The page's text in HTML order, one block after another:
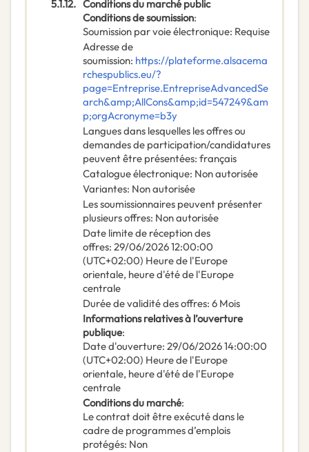
5.1.12. Conditions du marché public
Conditions de soumission:
Soumission par voie électronique: Requise
Adresse de
soumission: https://plateforme.alsacema
rchespublics.eu/?
page=Entreprise.EntrepriseAdvancedSe
arch&amp;AllCons&amp;id=547249&am
p;orgAcronyme=b3y
Langues dans lesquelles les offres ou
demandes de participation/candidatures
peuvent être présentées: français
Catalogue électronique: Non autorisée
Variantes: Non autorisée
Les soumissionnaires peuvent présenter
plusieurs offres: Non autorisée
Date limite de réception des
offres: 29/06/202612:00:00
(UTC+02:00) Heure de l'Europe
orientale, heure d'été de l'Europe
centrale
Durée de validité des offres: 6 Mois
Informations relatives à l’ouverture
publique:
Date d'ouverture: 29/06/202614:00:00
(UTC+02:00) Heure de l'Europe
orientale, heure d'été de l'Europe
centrale
Conditions du marché:
Le contrat doit être exécuté dans le
cadre de programmes d’emplois
protégés: Non